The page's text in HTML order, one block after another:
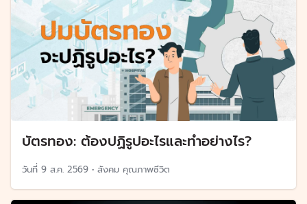
บัตรทอง: ต้องปฏิรูปอะไรและทำอย่างไร?
วันที่ 9 ส.ค. 2569 • สังคม คุณภาพชีวิต